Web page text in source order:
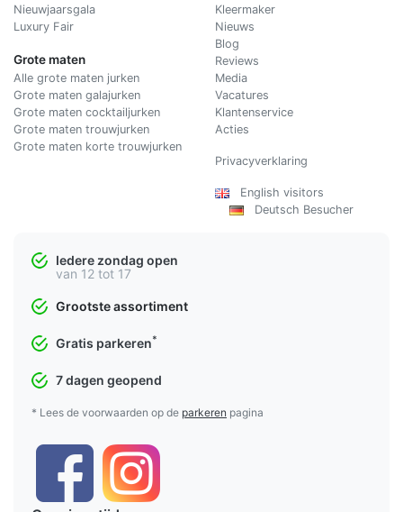
Nieuwjaarsgala
Luxury Fair
Grote maten
Alle grote maten jurken
Grote maten galajurken
Grote maten cocktailjurken
Grote maten trouwjurken
Grote maten korte trouwjurken
Kleermaker
Nieuws
Blog
Reviews
Media
Vacatures
Klantenservice
Acties
Privacyverklaring
English visitors
Deutsch Besucher
Iedere zondag open
van 12 tot 17
Grootste assortiment
Gratis parkeren*
7 dagen geopend
* Lees de voorwaarden op de parkeren pagina